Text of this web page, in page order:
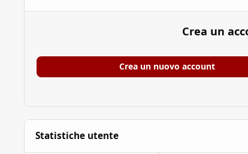
Crea un
Crea un nuovo account
Statistiche utente